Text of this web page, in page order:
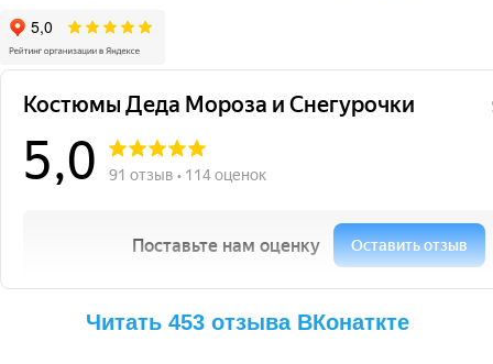
Читать 453 отзыва ВКонаткте